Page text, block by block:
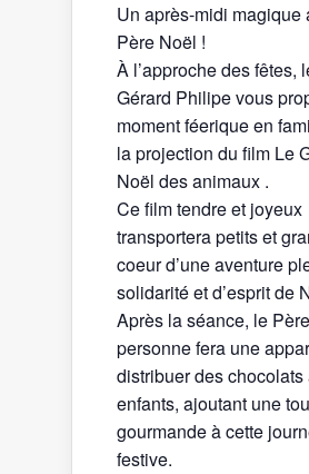
Un après-midi magique
Père Noël !
À l’approche des fêtes,
Gérard Philipe vous
moment féerique en
la projection du film Le
Noël des animaux .
Ce film tendre et joyeux
transportera petits et
coeur d’une aventure
solidarité et d’esprit de
Après la séance, le
personne fera une
distribuer des chocolats
enfants, ajoutant une
gourmande à cette
festive.